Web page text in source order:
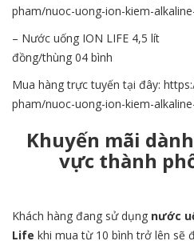
pham/nuoc-uong-ion-kiem-
– Nước uống ION
đồng/thùng 04 bình
Mua hàng trực tuyến tại đây:
pham/nuoc-uong-ion-kiem-
Khuyến mãi
vực thành
Khách hàng đang sử dụng nước
Life khi mua từ 10 bình trở lên sẽ